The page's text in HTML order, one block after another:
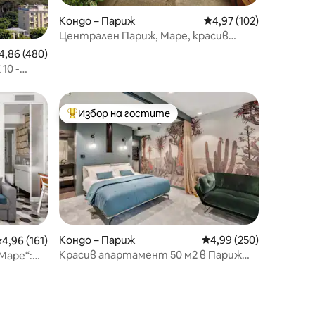
оценка: 4,86 от 5, 480 отзива
(480)
-
Кондо – Париж Средна оценка: 4,97
4,97 (102)
Централен Париж, Маре, красив
оценка: 4,96 от 5, 161 отзива
4,96 (161)
Най-популярен избор на гостите
Избор на гостите
Кондо – Париж Средна оценка: 4,99
4,99 (250)
Красив апартамент 50 м2 в Париж